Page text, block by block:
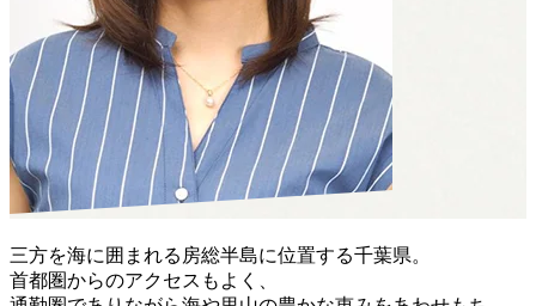
三方を海に囲まれる房総半島に位置する千葉県。
首都圏からのアクセスもよく、